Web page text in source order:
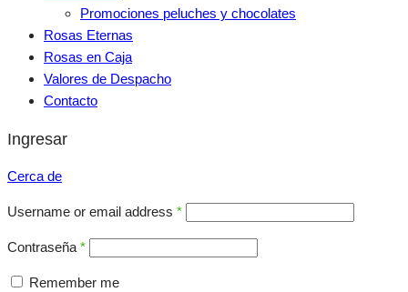
Promociones peluches y chocolates
Rosas Eternas
Rosas en Caja
Valores de Despacho
Contacto
Ingresar
Cerca de
Username or email address *
Contraseña *
Remember me